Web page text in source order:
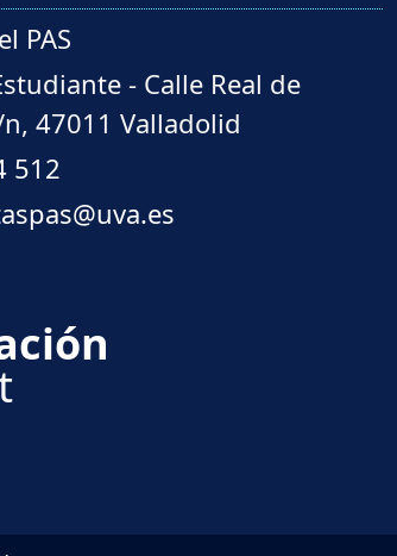
PAS
- Calle Real de
47011 Valladolid
512